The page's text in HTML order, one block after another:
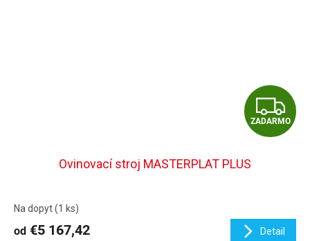
Z
A
R
ZADARMO
Ovinovací stroj MASTERPLAT PLUS
Na dopyt(1 ks)
od €5 167,42 Detail